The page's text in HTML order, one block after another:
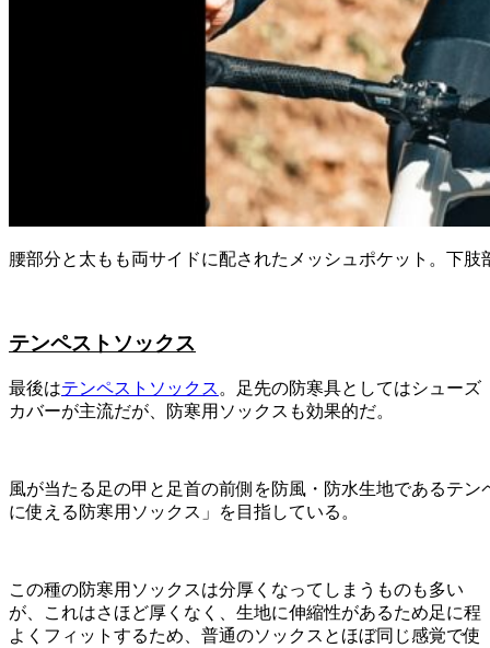
腰部分と太もも両サイドに配されたメッシュポケット。下
テンペストソックス
最後はテンペストソックス 。足先の防寒具としてはシューズ
カバーが主流だが、防寒用ソックスも効果的だ。
風が当たる足の甲と足首の前側を防風・防水生地であるテ
に使える防寒用ソックス」を目指している。
この種の防寒用ソックスは分厚くなってしまうものも多い
が、これはさほど厚くなく、生地に伸縮性があるため足に程
よくフィットするため、普通のソックスとほぼ同じ感覚で使